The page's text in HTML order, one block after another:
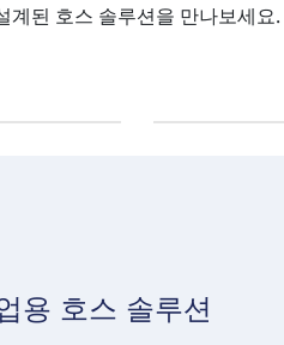
계된 호스 솔루션을 만나보세요.
용 호스 솔루션